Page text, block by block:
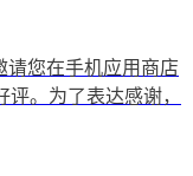
请您在手机应用商店
。为了表达感谢，